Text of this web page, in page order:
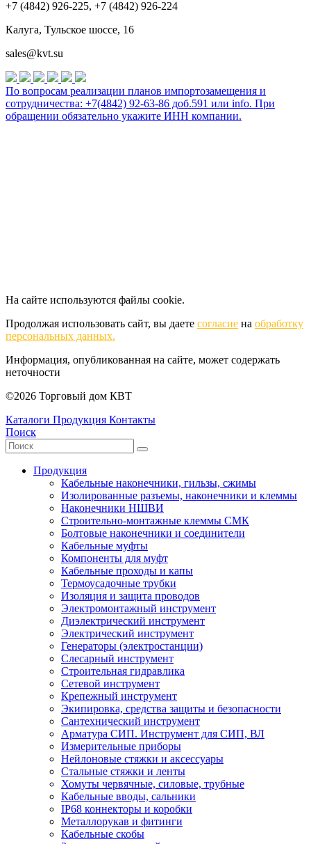
+7 (4842) 926-225, +7 (4842) 926-224
Калуга, Тульское шоссе, 16
sales@kvt.su
По вопросам реализации планов импортозамещения и
сотрудничества: +7(4842) 92-63-86 доб.591 или info. При
обращении обязательно укажите ИНН компании.
На сайте используются файлы cookie.
Продолжая использовать сайт, вы даете согласие на обработку
персональных данных.
Информация, опубликованная на сайте, может содержать
неточности
©2026 Торговый дом КВТ
Каталоги Продукция Контакты
Поиск
Продукция
Кабельные наконечники, гильзы, сжимы
Изолированные разъемы, наконечники и клеммы
Наконечники НШВИ
Строительно-монтажные клеммы СМК
Болтовые наконечники и соединители
Кабельные муфты
Компоненты для муфт
Кабельные проходы и капы
Термоусадочные трубки
Изоляция и защита проводов
Электромонтажный инструмент
Диэлектрический инструмент
Электрический инструмент
Генераторы (электростанции)
Слесарный инструмент
Строительная гидравлика
Сетевой инструмент
Крепежный инструмент
Экипировка, средства защиты и безопасности
Сантехнический инструмент
Арматура СИП. Инструмент для СИП, ВЛ
Измерительные приборы
Нейлоновые стяжки и аксессуары
Стальные стяжки и ленты
Хомуты червячные, силовые, трубные
Кабельные вводы, сальники
IP68 коннекторы и коробки
Металлорукав и фитинги
Кабельные скобы